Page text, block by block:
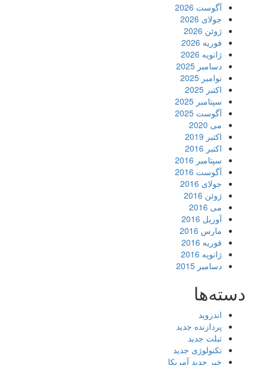
آگوست 2026
جولای 2026
ژوئن 2026
فوریه 2026
ژانویه 2026
دسامبر 2025
نوامبر 2025
اکتبر 2025
سپتامبر 2025
آگوست 2025
می 2020
اکتبر 2019
اکتبر 2016
سپتامبر 2016
آگوست 2016
جولای 2016
ژوئن 2016
می 2016
آوریل 2016
مارس 2016
فوریه 2016
ژانویه 2016
دسامبر 2015
دسته‌ها
اندروید
پردازنده جدید
تبلت جدید
تکنولوژی جدید
خبر جدید آمریکا